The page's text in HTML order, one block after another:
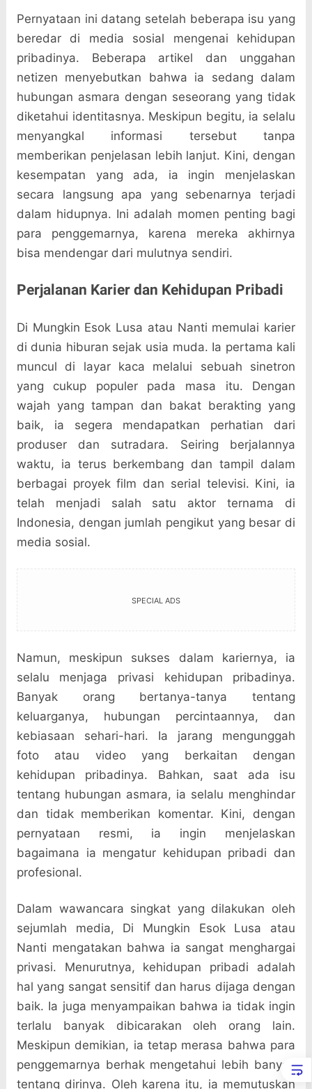
Pernyataan ini datang setelah beberapa isu yang
beredar di media sosial mengenai kehidupan
pribadinya. Beberapa artikel dan unggahan
netizen menyebutkan bahwa ia sedang dalam
hubungan asmara dengan seseorang yang tidak
diketahui identitasnya. Meskipun begitu, ia selalu
menyangkal informasi tersebut tanpa
memberikan penjelasan lebih lanjut. Kini, dengan
kesempatan yang ada, ia ingin menjelaskan
secara langsung apa yang sebenarnya terjadi
dalam hidupnya. Ini adalah momen penting bagi
para penggemarnya, karena mereka akhirnya
bisa mendengar dari mulutnya sendiri.
Perjalanan Karier dan Kehidupan Pribadi
Di Mungkin Esok Lusa atau Nanti memulai karier
di dunia hiburan sejak usia muda. Ia pertama kali
muncul di layar kaca melalui sebuah sinetron
yang cukup populer pada masa itu. Dengan
wajah yang tampan dan bakat berakting yang
baik, ia segera mendapatkan perhatian dari
produser dan sutradara. Seiring berjalannya
waktu, ia terus berkembang dan tampil dalam
berbagai proyek film dan serial televisi. Kini, ia
telah menjadi salah satu aktor ternama di
Indonesia, dengan jumlah pengikut yang besar di
media sosial.
SPECIAL ADS
Namun, meskipun sukses dalam kariernya, ia
selalu menjaga privasi kehidupan pribadinya.
Banyak orang bertanya-tanya tentang
keluarganya, hubungan percintaannya, dan
kebiasaan sehari-hari. Ia jarang mengunggah
foto atau video yang berkaitan dengan
kehidupan pribadinya. Bahkan, saat ada isu
tentang hubungan asmara, ia selalu menghindar
dan tidak memberikan komentar. Kini, dengan
pernyataan resmi, ia ingin menjelaskan
bagaimana ia mengatur kehidupan pribadi dan
profesional.
Dalam wawancara singkat yang dilakukan oleh
sejumlah media, Di Mungkin Esok Lusa atau
Nanti mengatakan bahwa ia sangat menghargai
privasi. Menurutnya, kehidupan pribadi adalah
hal yang sangat sensitif dan harus dijaga dengan
baik. Ia juga menyampaikan bahwa ia tidak ingin
terlalu banyak dibicarakan oleh orang lain.
Meskipun demikian, ia tetap merasa bahwa para
penggemarnya berhak mengetahui lebih banyak
tentang dirinya. Oleh karena itu, ia memutuskan